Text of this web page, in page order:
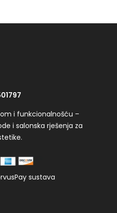
i funkcionalnošću –
i salonska rješenja za
sustava